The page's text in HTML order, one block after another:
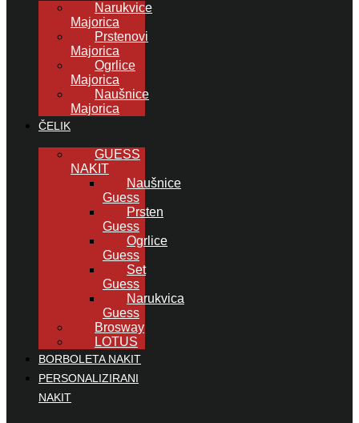
Narukvice
Majorica
Prstenovi
Majorica
Ogrlice
Majorica
Naušnice
Majorica
ČELIK
GUESS
NAKIT
Naušnice
Guess
Prsten
Guess
Ogrlice
Guess
Set
Guess
Narukvica
Guess
Brosway
LOTUS
BORBOLETA NAKIT
PERSONALIZIRANI
NAKIT